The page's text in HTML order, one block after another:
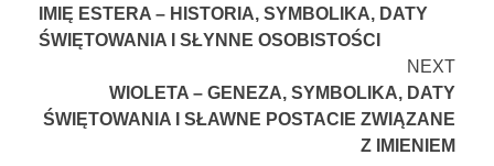
Reading
IMIĘ ESTERA – HISTORIA, SYMBOLIKA, DATY
ŚWIĘTOWANIA I SŁYNNE OSOBISTOŚCI
NEXT
WIOLETA – GENEZA, SYMBOLIKA, DATY
ŚWIĘTOWANIA I SŁAWNE POSTACIE ZWIĄZANE
Z IMIENIEM